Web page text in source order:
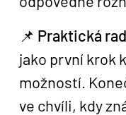
📌 Praktická
jako první krok
možností.
ve chvíli, kdy